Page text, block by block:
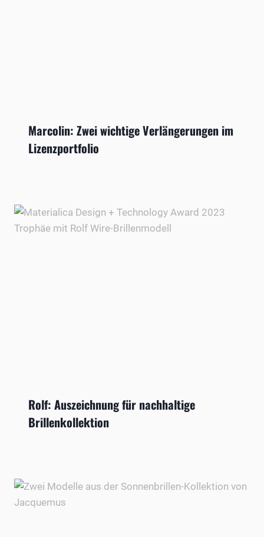
Marcolin: Zwei wichtige Verlängerungen im
Lizenzportfolio
Rolf: Auszeichnung für nachhaltige
Brillenkollektion